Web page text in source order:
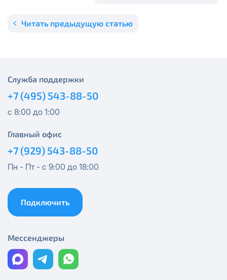
Читать предыдущую статью
Служба поддержки
+7 (495) 543-88-50
с 8:00 до 1:00
Главный офис
+7 (929) 543-88-50
Пн - Пт - с 9:00 до 18:00
Подключить
Мессенджеры
Эксклюзив + Кино
Спутник 500
Публичный Новый
Публичный Лайт
Коммерческий
МойДом1000*
адрес будет прекращено без дополнительного
(495) 543-88-50.